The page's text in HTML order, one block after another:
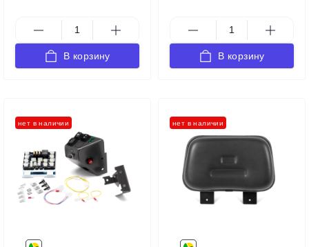
В корзину В корзину
нет в наличии нет в наличии